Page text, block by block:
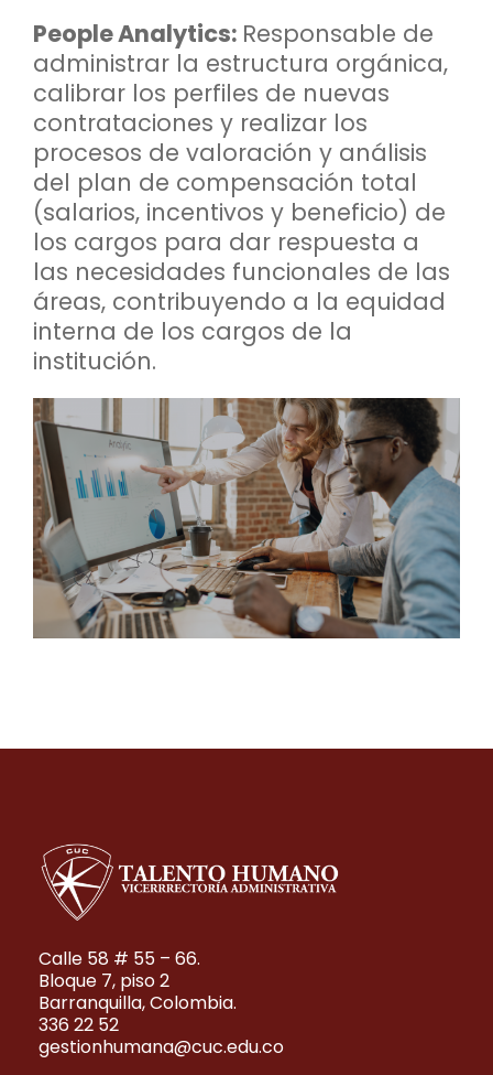
People Analytics: Responsable de
administrar la estructura orgánica,
calibrar los perfiles de nuevas
contrataciones y realizar los
procesos de valoración y análisis
del plan de compensación total
(salarios, incentivos y beneficio) de
los cargos para dar respuesta a
las necesidades funcionales de las
áreas, contribuyendo a la equidad
interna de los cargos de la
institución.
Calle 58 # 55 – 66.
Bloque 7, piso 2
Barranquilla, Colombia.
336 22 52
gestionhumana@cuc.edu.co